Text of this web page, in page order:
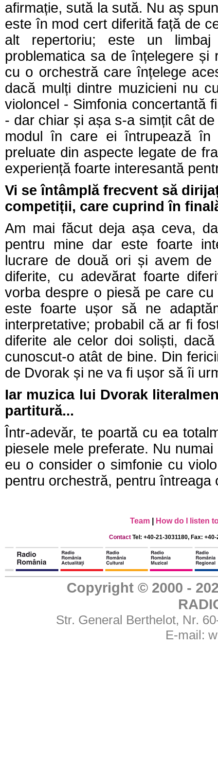
afirmație, sută la sută. Nu aș
este în mod cert diferită față de
alt repertoriu; este un
problematica sa de înțelegere
cu o orchestră care înțelege
dacă mulți dintre muzicieni nu
violoncel - Simfonia concertantă
- dar chiar și așa s-a simțit cât
modul în care ei întrupează în
preluate din aspecte legate de
experiență foarte interesantă
Vi se întâmplă frecvent să
competiții, care cuprind în
Am mai făcut deja așa ceva,
pentru mine dar este foarte
lucrare de două ori și avem de
diferite, cu adevărat foarte
vorba despre o piesă pe care
este foarte ușor să ne
interpretative; probabil că ar fi
diferite ale celor doi soliști,
cunoscut-o atât de bine. Din
de Dvorak și ne va fi ușor să îi
Iar muzica lui Dvorak
partitură...
Într-adevăr, te poartă cu ea
piesele mele preferate. Nu
eu o consider o simfonie cu
pentru orchestră, pentru întreaga
Team How do I listen
Contact Tel: +40-21-3031180, Fax:
Copyright © 2000 -
Str. General Berthelot, Nr.
E-mail: